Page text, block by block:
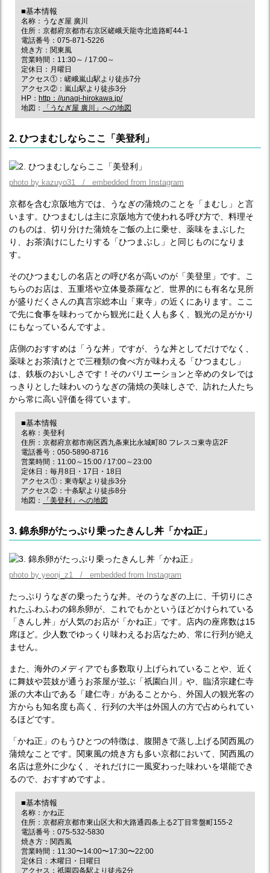
■基本情報
名称：うなぎ屋 廣川
住所：京都府京都市右京区嵯峨天龍寺北造路町44-1
電話番号：075-871-5226
焼き方：関東風
営業時間：11:30～ / 17:00～
定休日：月曜日
アクセス①：嵯峨嵐山駅より徒歩7分
アクセス②：嵐山駅より徒歩3分
HP： http：//unagi-hirokawa.jp/
地図：
「うなぎ屋 廣川」への地図
2. ひつまむしならここ「美登利」
photo by kazuyo31 / embedded from Instagram
京都を含む京阪地方では、うなぎの蒲焼のことを「まむし」と言
います。ひつまむしは主に京阪地方で使われる呼び方で、料理そ
のものは、切り分けた蒲焼をご飯の上に乗せ、薬味をまぶした
り、お茶漬けにしたりする「ひつまぶし」と同じものになりま
す。
そのひつまむしの名店との呼び名が高いのが「美登里」です。こ
ちらのお店は、五重塔や立体曼荼羅など、世界的にも有名な見所
が盛りだくさんの真言宗総本山「東寺」の近くにあります。ここ
で先に食事を味わってから観光に赴く人も多く、観光の足がかり
にもなっているんですよ。
店側のおすすめは「うな丼」ですが、うな丼としてだけでなく、
薬味とお茶漬けとで三種類の食べ方が味わえる「ひつまむし」
は、鉄板のおいしさです！そのバリエーションと辛めのタレでは
っきりとした味わいのうなぎの蒲焼の美味しさで、訪れた人たち
から常に高い評価を得ています。
■基本情報
名称：美登利
住所：京都府京都市南区西九条東比永城町80 フレスコ東寺店2F
電話番号：050-5890-8716
営業時間：11:00～15:00 / 17:00～23:00
定休日：毎月8日・17日・18日
アクセス①：東寺駅より徒歩3分
アクセス②：十条駅より徒歩8分
地図：
「美登利」への地図
3. 錦糸卵がたっぷり乗ったきんし丼「かね正」
photo by yeonj_z1 / embedded from Instagram
たっぷりうなぎの乗ったうな丼。そのうなぎの上に、千切りにさ
れたふわふわの錦糸卵が、これでもかというほどかけられている
「きんし丼」が人気のお店が「かね正」です。店内の座席数は15
席ほど。少人数でゆっくり味わえるお店なため、常に行列が絶え
ません。
また、海外のメディアでも多数取り上げられていることや、近く
に舞妓や芸妓が通うお茶屋が並ぶ「祇園白川」や、臨済宗建仁寺
派の大本山である「建仁寺」があることから、外国人の観光客の
方からも知名度も高く、行列の大半は外国人の方で占められてい
るほどです。
「かね正」のもうひとつの特徴は、腹開きで蒸し上げる関西風の
蒲焼なことです。関東風の焼き方も多い京都において、関西風の
名店は意外に少なく、それだけに一風変わった味わいを堪能でき
るので、おすすめですよ。
■基本情報
名称：かね正
住所：京都府京都市東山区大和大路通四条上る2丁目常盤町155-2
電話番号：075-532-5830
焼き方：関西風
営業時間：11:30〜14:00〜17:30〜22:00
定休日：木曜日・日曜日
アクセス：祇園四条駅より徒歩2分